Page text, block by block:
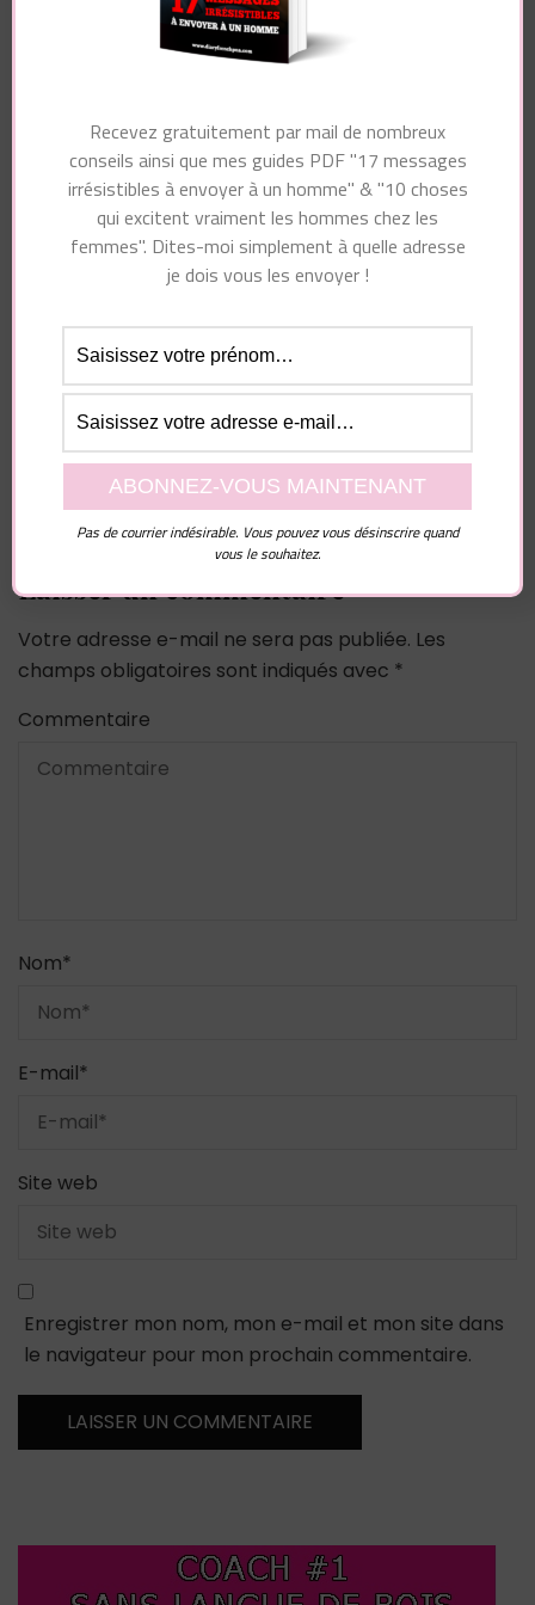
d'article
Les hommes
s’intéressent-ils à la
situation financière
d’une femme ?
Comment attirer un
homme ? 11 façons
scientifiquement
prouvées
Vous pourriez également aimer...
Laisser un commentaire
Votre adresse e-mail ne sera pas publiée. Les
champs obligatoires sont indiqués avec *
Commentaire
Nom*
E-mail*
Site web
Enregistrer mon nom, mon e-mail et mon site dans
le navigateur pour mon prochain commentaire.
Recevez gratuitement par mail de nombreux
conseils ainsi que mes guides PDF "17 messages
irrésistibles à envoyer à un homme" & "10 choses
qui excitent vraiment les hommes chez les
femmes". Dites-moi simplement à quelle adresse
je dois vous les envoyer !
Pas de courrier indésirable. Vous pouvez vous désinscrire quand
vous le souhaitez.